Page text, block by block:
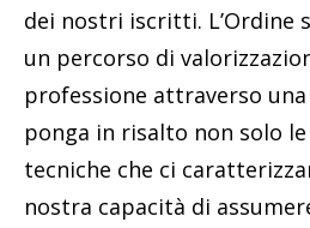
dei nostri iscritti. L’Ordine
un percorso di
professione attraverso
ponga in risalto non solo
tecniche che ci
nostra capacità di